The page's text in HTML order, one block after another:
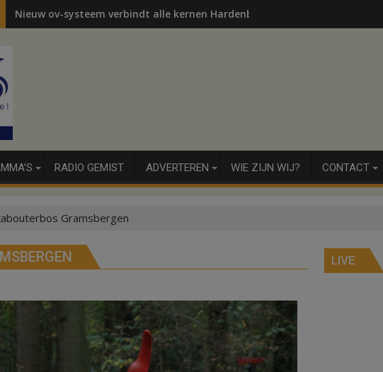
Nieuw ov-systeem verbindt alle kernen Hardenberg
RADIO GEMIST ADVERTEREN WIE ZIJN WIJ? CONTACT
Gramsbergen
LIVE